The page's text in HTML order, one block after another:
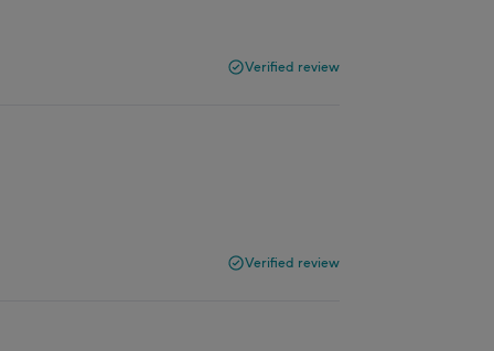
Verified review
Verified review